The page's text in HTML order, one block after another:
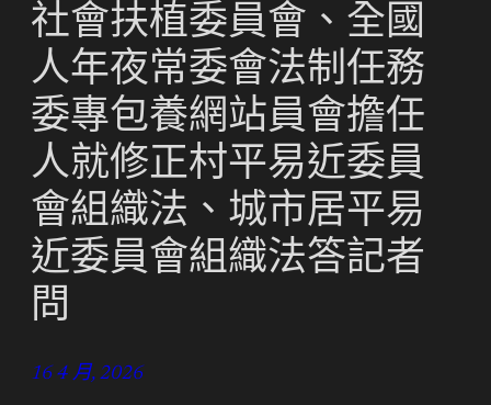
社會扶植委員會、全國
人年夜常委會法制任務
委專包養網站員會擔任
人就修正村平易近委員
會組織法、城市居平易
近委員會組織法答記者
問
16 4 月, 2026